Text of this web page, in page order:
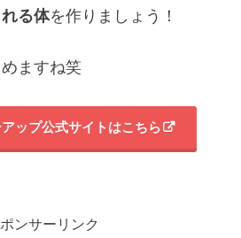
る体を作りましょう！
ますね笑
ップ公式サイトはこちら
ンサーリンク